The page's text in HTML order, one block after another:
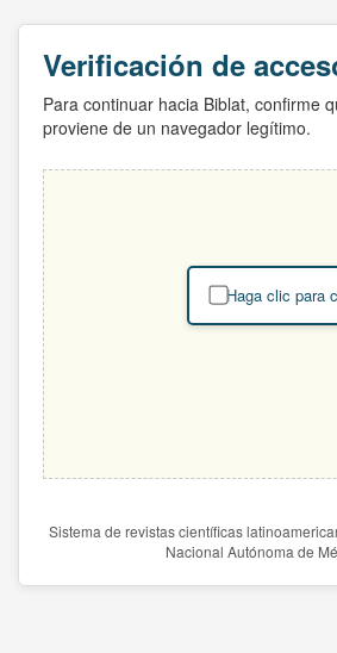
Verificación de
Para continuar hacia Biblat, confirme
proviene de un navegador legítimo.
Haga clic para
Sistema de revistas científicas
Nacional Autónoma de